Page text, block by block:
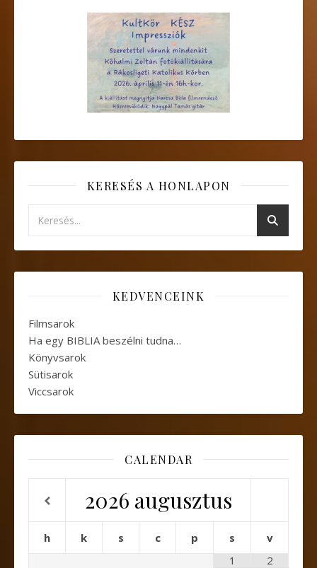
KERESÉS A HONLAPON
KEDVENCEINK
Filmsarok
Ha egy BIBLIA beszélni tudna…
Könyvsarok
Sütisarok
Viccsarok
CALENDAR
2026 augusztus
h k s c p s
v
1
2